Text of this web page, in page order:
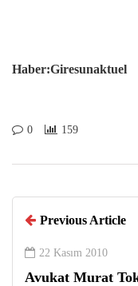
Haber:Giresunaktuel
0 159
Previous Article
22 Kasım 2010
Avukat Murat